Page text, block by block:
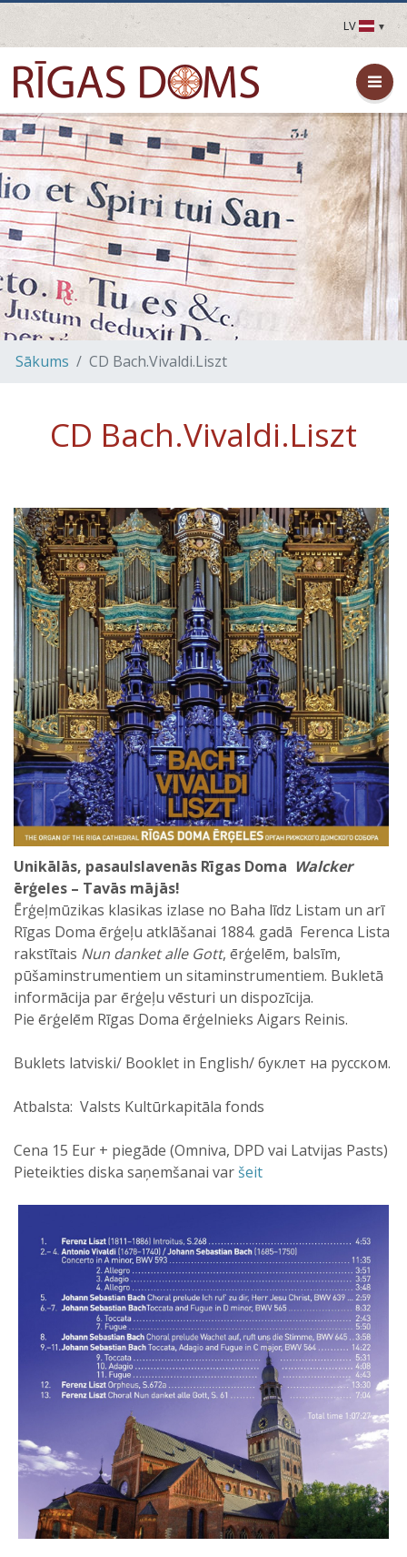
LV
LV
EN
DE
FR
UA
LT
EE
FI
Sākums CD Bach.Vivaldi.Liszt
CD Bach.Vivaldi.Liszt
Unikālās, pasaulslavenās Rīgas Doma Walcker
ērģeles – Tavās mājās!
Ērģeļmūzikas klasikas izlase no Baha līdz Listam un arī
Rīgas Doma ērģeļu atklāšanai 1884. gadā Ferenca Lista
rakstītais Nun danket alle Gott, ērģelēm, balsīm,
pūšaminstrumentiem un sitaminstrumentiem. Bukletā
informācija par ērģeļu vēsturi un dispozīcija.
Pie ērģelēm Rīgas Doma ērģelnieks Aigars Reinis.
Buklets latviski/ Booklet in English/ буклет на русском.
Atbalsta: Valsts Kultūrkapitāla fonds
Cena 15 Eur + piegāde (Omniva, DPD vai Latvijas Pasts)
Pieteikties diska saņemšanai varšeit